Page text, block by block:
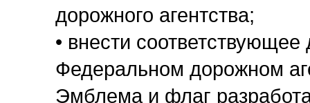
дорожного агентства;
• внести
Федеральном дорожном
Эмблема и флаг